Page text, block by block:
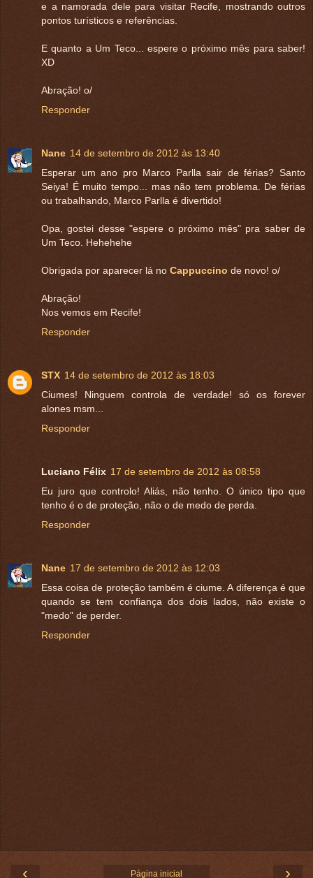
e a namorada dele para visitar Recife, mostrando outros
pontos turísticos e referências.
E quanto a Um Teco... espere o próximo mês para saber!
XD
Abração! o/
Responder
Nane 14 de setembro de 2012 às 13:40
Esperar um ano pro Marco Parlla sair de férias? Santo
Seiya! É muito tempo... mas não tem problema. De férias
ou trabalhando, Marco Parlla é divertido!
Opa, gostei desse "espere o próximo mês" pra saber de
Um Teco. Hehehehe
Obrigada por aparecer lá no Cappuccino de novo! o/
Abração!
Nos vemos em Recife!
Responder
STX 14 de setembro de 2012 às 18:03
Ciumes! Ninguem controla de verdade! só os forever
alones msm...
Responder
Luciano Félix 17 de setembro de 2012 às 08:58
Eu juro que controlo! Aliás, não tenho. O único tipo que
tenho é o de proteção, não o de medo de perda.
Responder
Nane 17 de setembro de 2012 às 12:03
Essa coisa de proteção também é ciume. A diferença é que
quando se tem confiança dos dois lados, não existe o
"medo" de perder.
Responder
‹ ›
Página inicial